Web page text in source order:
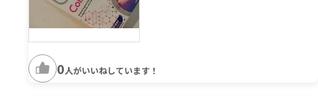
0人がいいねしています！